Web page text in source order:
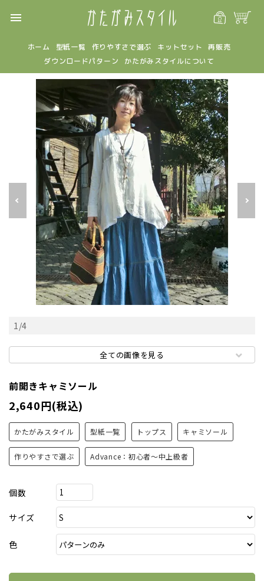
menu
ホーム 型紙一覧 作りやすさで選ぶ キットセット
再販売
ダウンロードパターン
かたがみスタイルについて
1/4
全ての画像を見る
前開きキャミソール
2,640円(税込)
かたがみスタイル 型紙一覧 トップス キャミソール
作りやすさで選ぶ Advance：初心者～中上級者
個数
サイズ
色